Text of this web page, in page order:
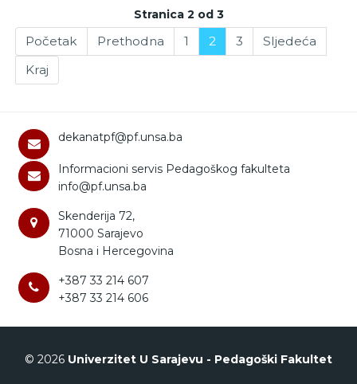
Stranica 2 od 3
Početak Prethodna 1 2 3
Sljedeća
Kraj
dekanatpf@pf.unsa.ba
Informacioni servis Pedagoškog fakulteta
info@pf.unsa.ba
Skenderija 72,
71000 Sarajevo
Bosna i Hercegovina
+387 33 214 607
+387 33 214 606
© 2026 Univerzitet U Sarajevu - Pedagoški Fakultet